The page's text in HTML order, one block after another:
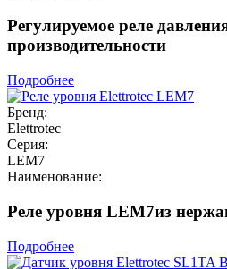
Регулируемое реле
производительности
Подробнее
Бренд:
Elettrotec
Серия:
LEM7
Наименование:
Реле уровня LEM7из
Подробнее